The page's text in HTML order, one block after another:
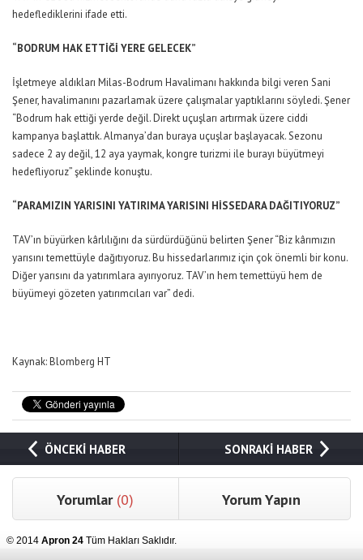
hedeflediklerini ifade etti.
“BODRUM HAK ETTİĞİ YERE GELECEK”
İşletmeye aldıkları Milas-Bodrum Havalimanı hakkında bilgi veren Sani
Şener, havalimanını pazarlamak üzere çalışmalar yaptıklarını söyledi. Şener
“Bodrum hak ettiği yerde değil. Direkt uçuşları artırmak üzere ciddi
kampanya başlattık. Almanya’dan buraya uçuşlar başlayacak. Sezonu
sadece 2 ay değil, 12 aya yaymak, kongre turizmi ile burayı büyütmeyi
hedefliyoruz” şeklinde konuştu.
“PARAMIZIN YARISINI YATIRIMA YARISINI HİSSEDARA DAĞITIYORUZ”
TAV’ın büyürken kârlılığını da sürdürdüğünü belirten Şener “Biz kârımızın
yarısını temettüyle dağıtıyoruz. Bu hissedarlarımız için çok önemli bir konu.
Diğer yarısını da yatırımlara ayırıyoruz. TAV’ın hem temettüyü hem de
büyümeyi gözeten yatırımcıları var” dedi.
Kaynak: Blomberg HT
ÖNCEKİ HABER SONRAKİ HABER
Yorumlar (0) Yorum Yapın
© 2014 Apron 24 Tüm Hakları Saklıdır.